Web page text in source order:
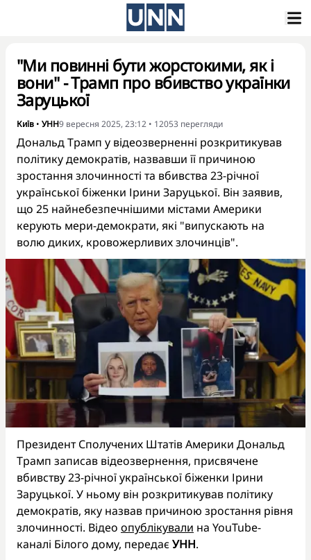
"Ми повинні бути жорстокими, як і
вони" - Трамп про вбивство українки
Заруцької
Київ • УНН9 вересня 2025, 23:12 • 12053 перегляди
Дональд Трамп у відеозверненні розкритикував
політику демократів, назвавши її причиною
зростання злочинності та вбивства 23-річної
української біженки Ірини Заруцької. Він заявив,
що 25 найнебезпечнішими містами Америки
керують мери-демократи, які "випускають на
волю диких, кровожерливих злочинців".
Президент Сполучених Штатів Америки Дональд
Трамп записав відеозвернення, присвячене
вбивству 23-річної української біженки Ірини
Заруцької. У ньому він розкритикував політику
демократів, яку назвав причиною зростання рівня
злочинності. Відео опублікували на YouTube-
каналі Білого дому, передає УНН.